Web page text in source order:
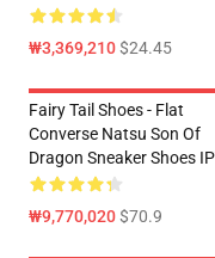
₩3,369,210$24.45
Fairy Tail Shoes - Flat
Converse Natsu Son Of
Dragon Sneaker Shoes
₩9,770,020$70.9